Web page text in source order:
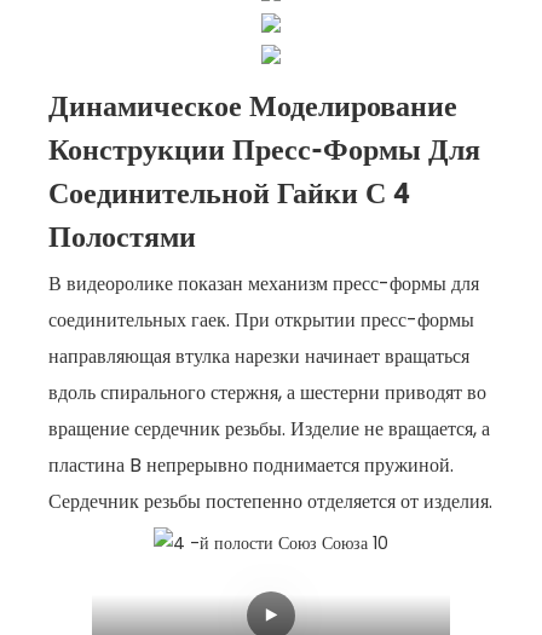
Динамическое Моделирование
Конструкции Пресс-Формы Для
Соединительной Гайки С 4
Полостями
В видеоролике показан механизм пресс-формы для
соединительных гаек. При открытии пресс-формы
направляющая втулка нарезки начинает вращаться
вдоль спирального стержня, а шестерни приводят во
вращение сердечник резьбы. Изделие не вращается, а
пластина B непрерывно поднимается пружиной.
Сердечник резьбы постепенно отделяется от изделия.